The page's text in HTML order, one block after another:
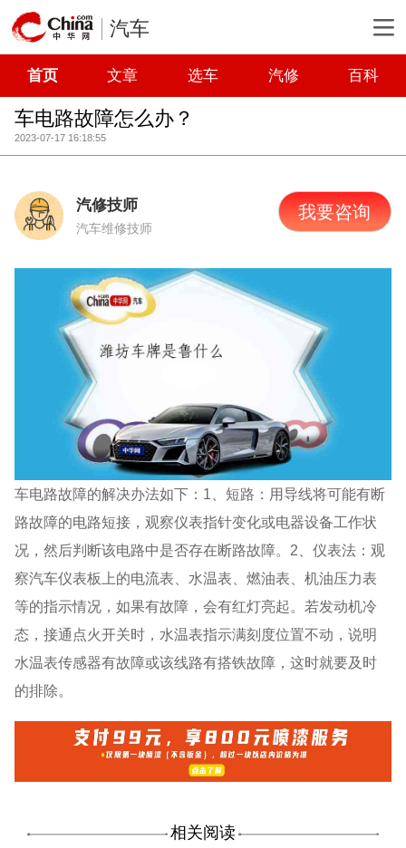
汽车
首页 文章 选车 汽修 百科
车电路故障怎么办？
2023-07-17 16:18:55
汽修技师
汽车维修技师
我要咨询
车电路故障的解决办法如下：1、短路：用导线将可能有断
路故障的电路短接，观察仪表指针变化或电器设备工作状
况，然后判断该电路中是否存在断路故障。2、仪表法：观
察汽车仪表板上的电流表、水温表、燃油表、机油压力表
等的指示情况，如果有故障，会有红灯亮起。若发动机冷
态，接通点火开关时，水温表指示满刻度位置不动，说明
水温表传感器有故障或该线路有搭铁故障，这时就要及时
的排除。
相关阅读